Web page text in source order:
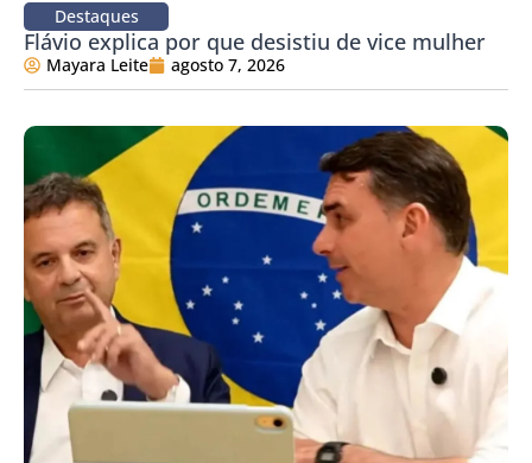
Destaques
Flávio explica por que desistiu de vice mulher
Mayara Leite agosto 7, 2026